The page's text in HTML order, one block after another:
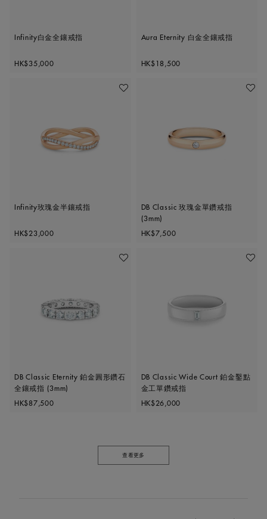
Infinity白金全鑲戒指
Original price
HK$35,000
Aura Eternity 白金全鑲戒指
Original price
HK$18,500
加入喜愛清單
Infinity玫瑰金半鑲戒指
Original price
HK$23,000
加入喜
DB Classic 玫瑰金單鑽戒指
(3mm)
Original price
HK$7,500
加入喜愛清單
DB Classic Eternity 鉑金圓形鑽石
全鑲戒指 (3mm)
Original price
HK$87,500
加入喜
DB Classic Wide Court 鉑金鑿點
金工單鑽戒指
Original price
HK$26,000
查看更多